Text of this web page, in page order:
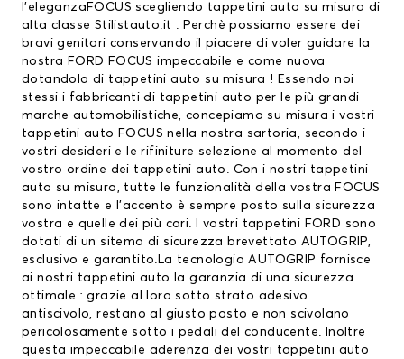
l’eleganzaFOCUS scegliendo tappetini auto su misura di
alta classe Stilistauto.it . Perchè possiamo essere dei
bravi genitori conservando il piacere di voler guidare la
nostra FORD FOCUS impeccabile e come nuova
dotandola di tappetini auto su misura ! Essendo noi
stessi i fabbricanti di tappetini auto per le più grandi
marche automobilistiche, concepiamo su misura i vostri
tappetini auto FOCUS nella nostra sartoria, secondo i
vostri desideri e le rifiniture selezione al momento del
vostro ordine dei tappetini auto. Con i nostri tappetini
auto su misura, tutte le funzionalità della vostra FOCUS
sono intatte e l’accento è sempre posto sulla sicurezza
vostra e quelle dei più cari. I vostri tappetini FORD sono
dotati di un sitema di sicurezza brevettato AUTOGRIP,
esclusivo e garantito.La tecnologia AUTOGRIP fornisce
ai nostri tappetini auto la garanzia di una sicurezza
ottimale : grazie al loro sotto strato adesivo
antiscivolo, restano al giusto posto e non scivolano
pericolosamente sotto i pedali del conducente. Inoltre
questa impeccabile aderenza dei vostri tappetini auto